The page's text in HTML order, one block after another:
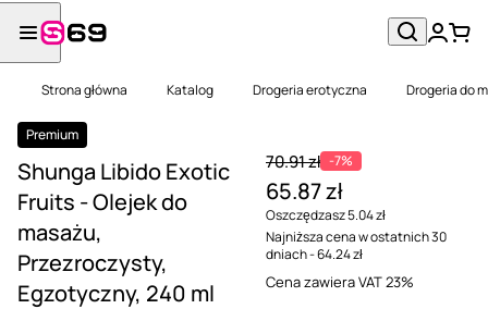
Strona główna Katalog Drogeria erotyczna Drogeria do
Premium
Shunga Libido Exotic
Fruits - Olejek do
masażu,
Przezroczysty,
Egzotyczny, 240 ml
70.91 zł -7%
65.87 zł
Oszczędzasz 5.04 zł
Najniższa cena w ostatnich 30
dniach - 64.24 zł
Cena zawiera VAT 23%